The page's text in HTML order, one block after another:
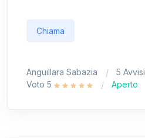
Chiama
Anguillara Sabazia
5 Avvisi
Voto 5
Aperto